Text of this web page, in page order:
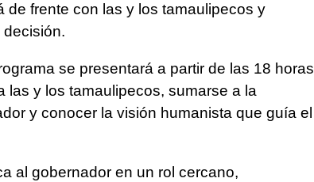
de frente con las y los tamaulipecos y
se presentará a partir de las 18 horas
las y los tamaulipecos, sumarse a la
y conocer la visión humanista que guía el
al gobernador en un rol cercano,